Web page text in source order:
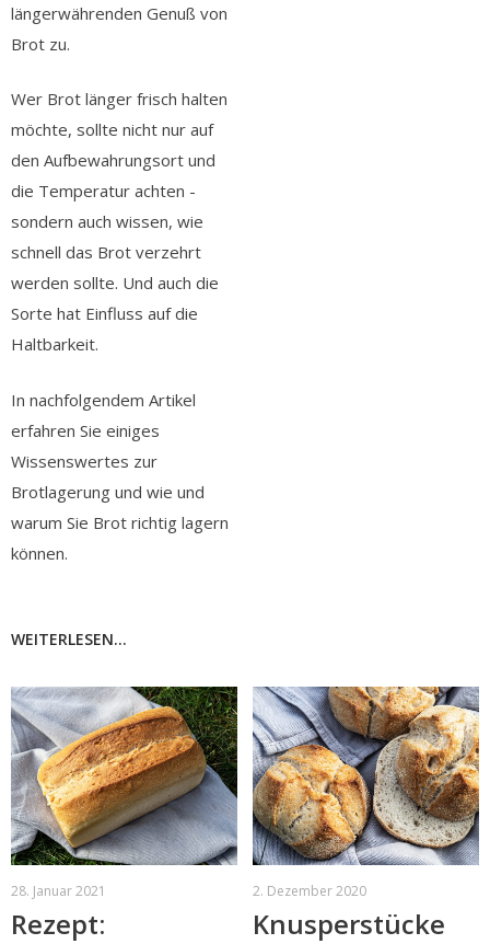
längerwährenden Genuß von
Brot zu.
Wer Brot länger frisch halten
möchte, sollte nicht nur auf
den Aufbewahrungsort und
die Temperatur achten -
sondern auch wissen, wie
schnell das Brot verzehrt
werden sollte. Und auch die
Sorte hat Einfluss auf die
Haltbarkeit.
In nachfolgendem Artikel
erfahren Sie einiges
Wissenswertes zur
Brotlagerung und wie und
warum Sie Brot richtig lagern
können.
WEITERLESEN...
28. Januar 2021
Rezept:
2. Dezember 2020
Knusperstücke